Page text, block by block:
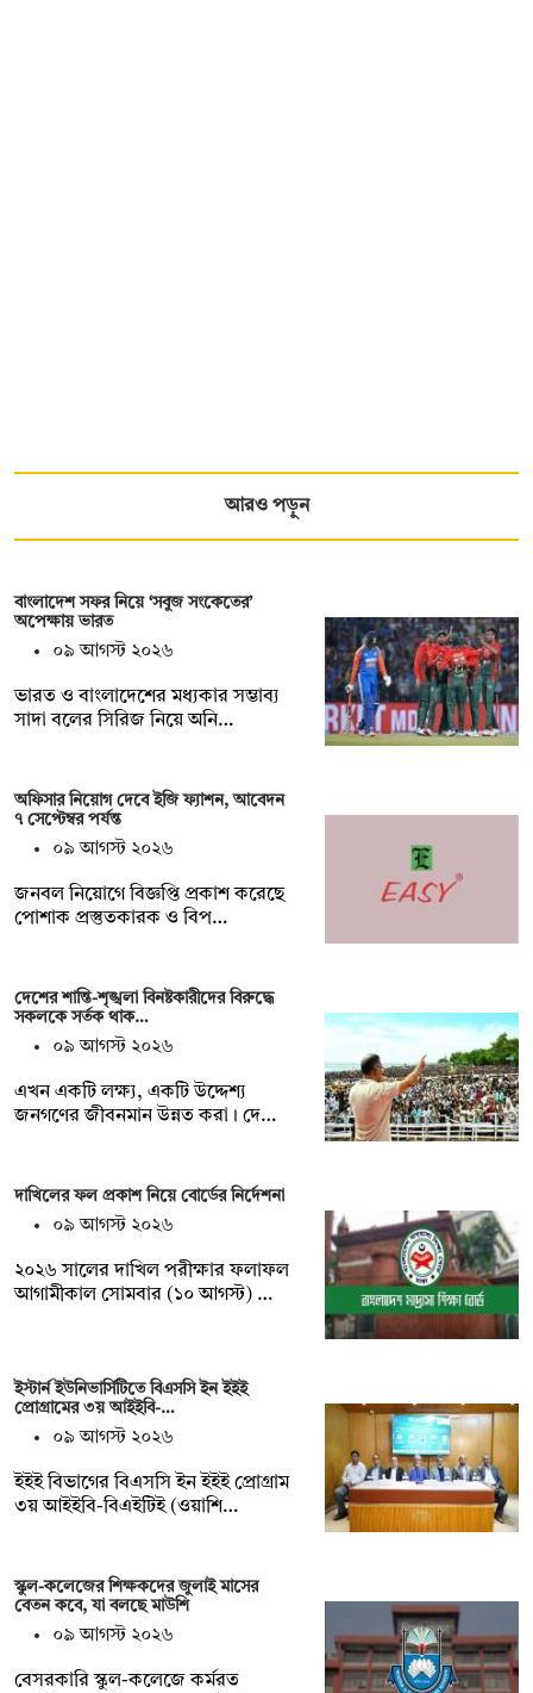
আরও পড়ুন
বাংলাদেশ সফর নিয়ে ‘সবুজ সংকেতের’
অপেক্ষায় ভারত
০৯ আগস্ট ২০২৬
ভারত ও বাংলাদেশের মধ্যকার সম্ভাব্য
সাদা বলের সিরিজ নিয়ে অনি…
অফিসার নিয়োগ দেবে ইজি ফ্যাশন, আবেদন
৭ সেপ্টেম্বর পর্যন্ত
০৯ আগস্ট ২০২৬
জনবল নিয়োগে বিজ্ঞপ্তি প্রকাশ করেছে
পোশাক প্রস্তুতকারক ও বিপ…
দেশের শান্তি-শৃঙ্খলা বিনষ্টকারীদের বিরুদ্ধে
সকলকে সর্তক থাক…
০৯ আগস্ট ২০২৬
এখন একটি লক্ষ্য, একটি উদ্দেশ্য
জনগণের জীবনমান উন্নত করা। দে…
দাখিলের ফল প্রকাশ নিয়ে বোর্ডের নির্দেশনা
০৯ আগস্ট ২০২৬
২০২৬ সালের দাখিল পরীক্ষার ফলাফল
আগামীকাল সোমবার (১০ আগস্ট) …
ইস্টার্ন ইউনিভার্সিটিতে বিএসসি ইন ইইই
প্রোগ্রামের ৩য় আইইবি-…
০৯ আগস্ট ২০২৬
ইইই বিভাগের বিএসসি ইন ইইই প্রোগ্রাম
৩য় আইইবি-বিএইটিই (ওয়াশি…
স্কুল-কলেজের শিক্ষকদের জুলাই মাসের
বেতন কবে, যা বলছে মাউশি
০৯ আগস্ট ২০২৬
বেসরকারি স্কুল-কলেজে কর্মরত